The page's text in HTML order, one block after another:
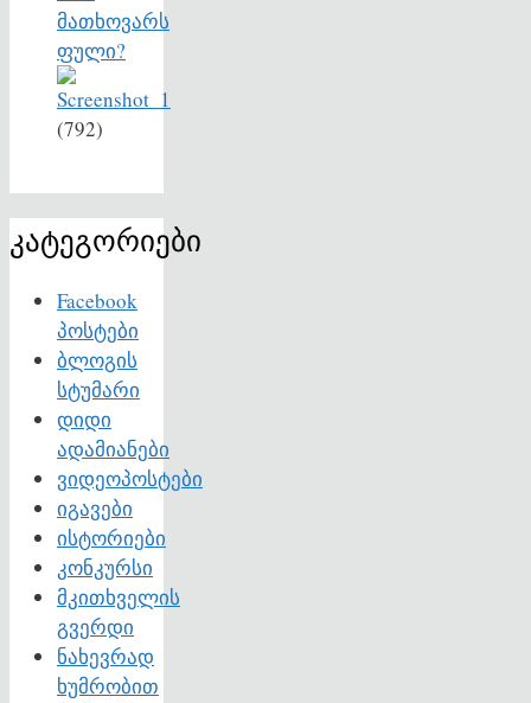
მათხოვარს
ფული?
(792)
კატეგორიები
Facebook
პოსტები
ბლოგის
სტუმარი
დიდი
ადამიანები
ვიდეოპოსტები
იგავები
ისტორიები
კონკურსი
მკითხველის
გვერდი
ნახევრად
ხუმრობით